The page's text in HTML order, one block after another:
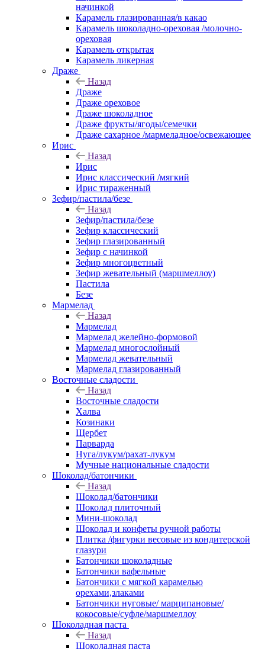
начинкой
Карамель глазированная/в какао
Карамель шоколадно-ореховая /молочно-
ореховая
Карамель открытая
Карамель ликерная
Драже
Назад
Драже
Драже ореховое
Драже шоколадное
Драже фрукты/ягоды/семечки
Драже сахарное /мармеладное/освежающее
Ирис
Назад
Ирис
Ирис классический /мягкий
Ирис тираженный
Зефир/пастила/безе
Назад
Зефир/пастила/безе
Зефир классический
Зефир глазированный
Зефир с начинкой
Зефир многоцветный
Зефир жевательный (маршмеллоу)
Пастила
Безе
Мармелад
Назад
Мармелад
Мармелад желейно-формовой
Мармелад многослойный
Мармелад жевательный
Мармелад глазированный
Восточные сладости
Назад
Восточные сладости
Халва
Козинаки
Щербет
Парварда
Нуга/лукум/рахат-лукум
Мучные национальные сладости
Шоколад/батончики
Назад
Шоколад/батончики
Шоколад плиточный
Мини-шоколад
Шоколад и конфеты ручной работы
Плитка /фигурки весовые из кондитерской
глазури
Батончики шоколадные
Батончики вафельные
Батончики с мягкой карамелью
орехами,злаками
Батончики нуговые/ марципановые/
кокосовые/суфле/маршмеллоу
Шоколадная паста
Назад
Шоколадная паста